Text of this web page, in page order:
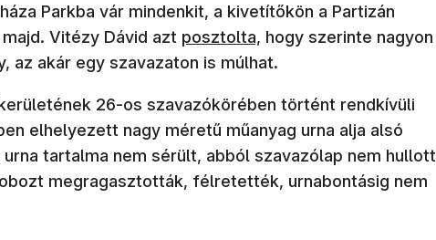
Parkba vár mindenkit, a kivetítőkön a Partizán
Vitézy Dávid azt posztolta, hogy szerinte nagyon
az akár egy szavazaton is múlhat.
26-os szavazókörében történt rendkívüli
elhelyezett nagy méretű műanyag urna alja alsó
tartalma nem sérült, abból szavazólap nem hullott
megragasztották, félretették, urnabontásig nem